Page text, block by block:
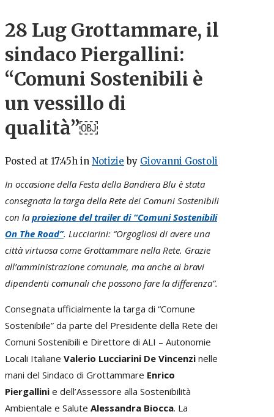
28 Lug Grottammare, il
sindaco Piergallini:
“Comuni Sostenibili è
un vessillo di
qualità”￼
Posted at 17:45h in Notizie by Giovanni Gostoli
In occasione della Festa della Bandiera Blu è stata
consegnata la targa della Rete dei Comuni Sostenibili
con la proiezione del trailer di “Comuni Sostenibili
On The Road”. Lucciarini: “Orgogliosi di avere una
città virtuosa come Grottammare nella Rete. Grazie
all’amministrazione comunale, ma anche ai bravi
dipendenti comunali che possono fare la differenza”.
Consegnata ufficialmente la targa di “Comune
Sostenibile” da parte del Presidente della Rete dei
Comuni Sostenibili e Direttore di ALI – Autonomie
Locali Italiane Valerio Lucciarini De Vincenzi nelle
mani del Sindaco di Grottammare Enrico
Piergallini e dell’Assessore alla Sostenibilità
Ambientale e Salute Alessandra Biocca. La